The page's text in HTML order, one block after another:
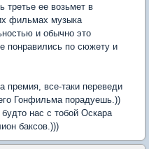
третье ее возьмет в
фильмах музыка
и обычно это
понравились по сюжету и
премия, все-таки переведи
Гонфильма порадуешь.))
нас с тобой Оскара
баксов.)))